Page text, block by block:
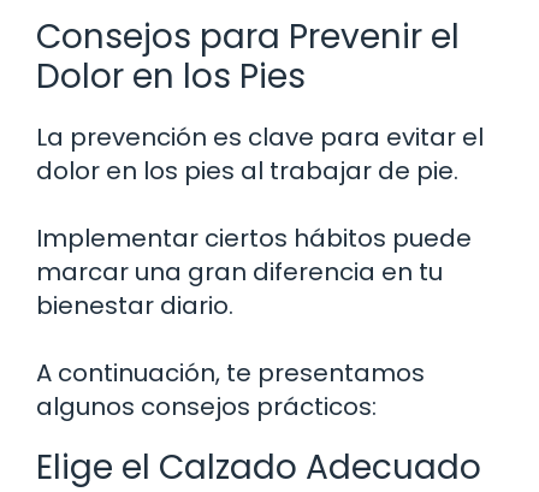
Consejos para Prevenir el
Dolor en los Pies
La prevención es clave para evitar el
dolor en los pies al trabajar de pie.
Implementar ciertos hábitos puede
marcar una gran diferencia en tu
bienestar diario.
A continuación, te presentamos
algunos consejos prácticos:
Elige el Calzado Adecuado